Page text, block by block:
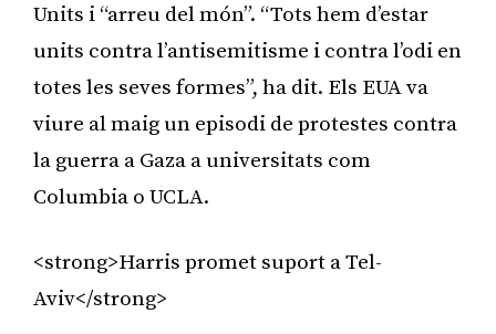
Units i “arreu del món”. “Tots hem d’estar
units contra l’antisemitisme i contra l’odi en
totes les seves formes”, ha dit. Els EUA va
viure al maig un episodi de protestes contra
la guerra a Gaza a universitats com
Columbia o UCLA.
<strong>Harris promet suport a Tel-
Aviv</strong>